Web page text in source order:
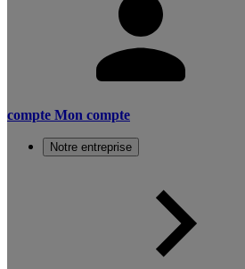
compte Mon compte
Notre entreprise